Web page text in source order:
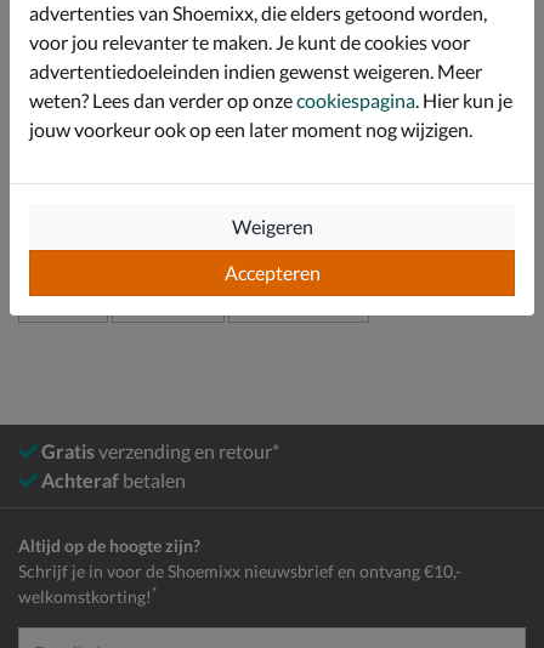
Afgewerkt met een rubberen loopzool met goede grip
en stevige blokhak.
Specificaties
Over Pikolinos
Dames Schoenen Enkellaarsjes
Gratisverzending en retour*
Achteraf betalen
Altijd op de hoogte zijn?
Schrijf je in voor de Shoemixx nieuwsbrief en ontvang €10,-
welkomstkorting! *
advertenties van Shoemixx, die elders getoond worden,
voor jou relevanter te maken. Je kunt de cookies voor
advertentiedoeleinden indien gewenst weigeren. Meer
weten? Lees dan verder op onzecookiespagina. Hier kun je
jouw voorkeur ook op een later moment nog wijzigen.
Accepteren
Weigeren